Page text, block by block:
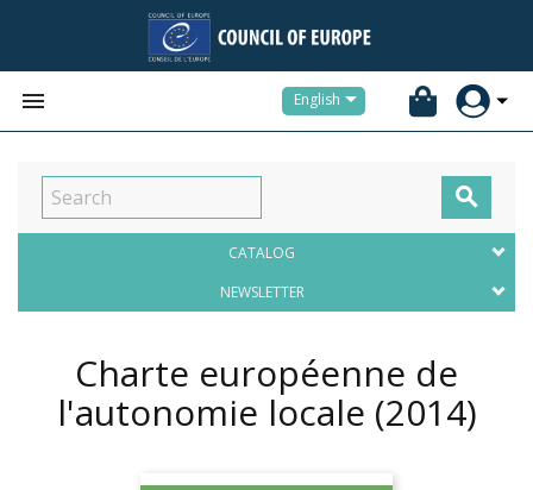
 English

CATALOG
NEWSLETTER
Charte européenne de
l'autonomie locale (2014)